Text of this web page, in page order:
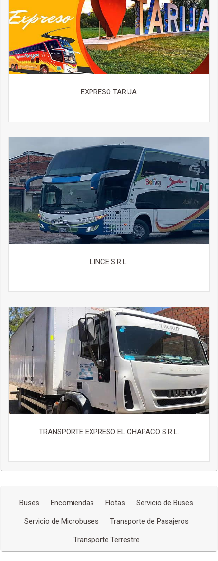
EXPRESO TARIJA
LINCE S.R.L.
TRANSPORTE EXPRESO EL CHAPACO S.R.L.
Buses Encomiendas Flotas Servicio de Buses
Servicio de Microbuses Transporte de Pasajeros
Transporte Terrestre